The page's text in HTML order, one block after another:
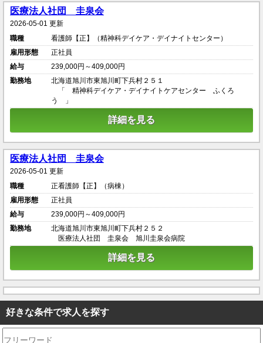
医療法人社団 圭泉会
2026-05-01 更新
職種
看護師【正】（精神科デイケア・デイナイトセンター）
雇用形態
正社員
給与
239,000円～409,000円
勤務地
北海道旭川市東旭川町下兵村２５１
「 精神科デイケア・デイナイトケアセンター ふくろ
う 」
詳細を見る
医療法人社団 圭泉会
2026-05-01 更新
職種
正看護師【正】（病棟）
雇用形態
正社員
給与
239,000円～409,000円
勤務地
北海道旭川市東旭川町下兵村２５２
医療法人社団 圭泉会 旭川圭泉会病院
詳細を見る
好きな条件で求人を探す